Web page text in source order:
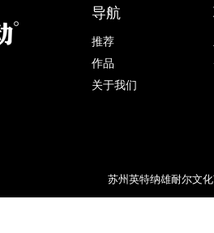
导航
推荐
作品
关于我们
苏州英特纳雄耐尔文